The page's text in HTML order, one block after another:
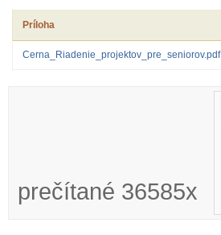
Príloha
Cerna_Riadenie_projektov_pre_seniorov.pdf
prečítané 36585x